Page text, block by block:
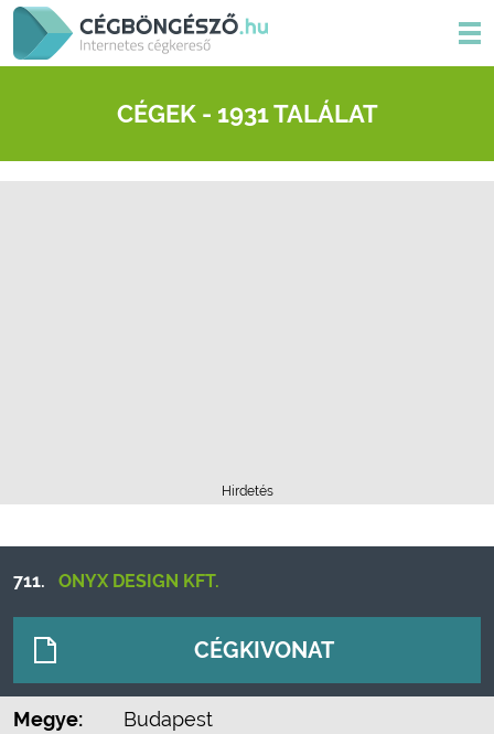
CÉGEK - 1931 TALÁLAT
Hirdetés
711. ONYX DESIGN KFT.
CÉGKIVONAT
Megye:
Budapest